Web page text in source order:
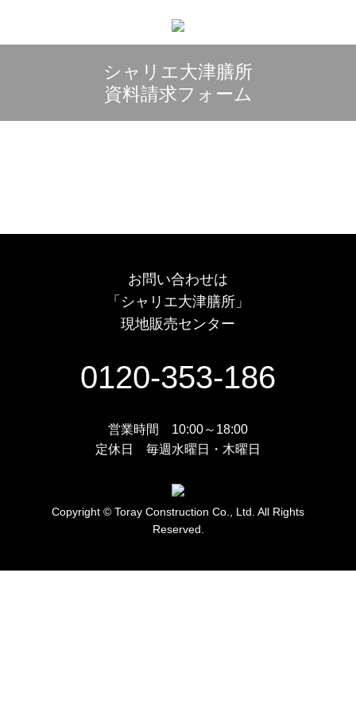
シャリエ大津膳所
資料請求フォーム
お問い合わせは
「シャリエ大津膳所」
現地販売センター
0120-353-186
営業時間 10:00～18:00
定休日 毎週水曜日・木曜日
Copyright © Toray Construction Co., Ltd. All Rights
Reserved.